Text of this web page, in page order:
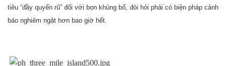
tiêu “đầy quyến rũ” đối với bọn khủng bố, đòi hỏi phải có biện pháp cảnh
báo nghiêm ngặt hơn bao giờ hết.